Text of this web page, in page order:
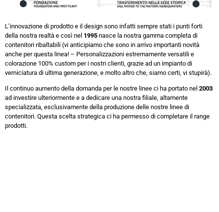
L’innovazione di prodotto e il design sono infatti sempre stati i punti forti
della nostra realtà e così nel 1995 nasce la nostra gamma completa di
contenitori ribaltabili (vi anticipiamo che sono in arrivo importanti novità
anche per questa linea! – Personalizzazioni estremamente versatili e
colorazione 100% custom per i nostri clienti, grazie ad un impianto di
verniciatura di ultima generazione, e molto altro che, siamo certi, vi stupirà).
Il continuo aumento della domanda per le nostre linee ci ha portato nel 2003
ad investire ulteriormente e a dedicare una nostra filiale, altamente
specializzata, esclusivamente della produzione delle nostre linee di
contenitori. Questa scelta strategica ci ha permesso di completare il range
prodotti.